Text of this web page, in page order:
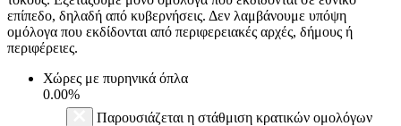
επίπεδο, δηλαδή από κυβερνήσεις. Δεν λαμβάνουμε υπόψη
ομόλογα που εκδίδονται από περιφερειακές αρχές, δήμους ή
περιφέρειες.
Χώρες με πυρηνικά όπλα
0.00%
Παρουσιάζεται η στάθμιση κρατικών ομολόγων